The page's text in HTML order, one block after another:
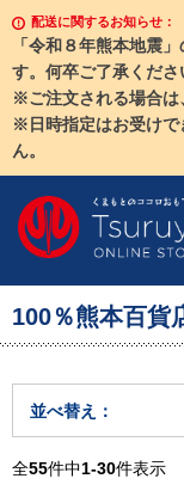
配送に関するお知らせ：
「令和８年熊本地震
す。何卒ご了承くださ
※ご注文される場合は
※日時指定はお受け
ん。
100％熊本百貨
並べ替え：
全55件中1-30件表示